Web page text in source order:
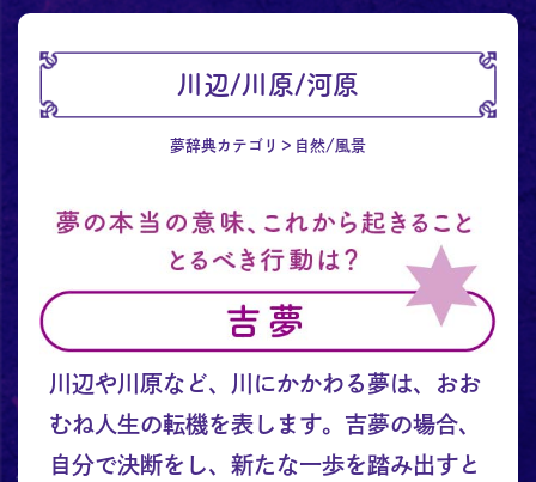
川辺/川原/河原
夢辞典カテゴリ 自然/風景
川辺や川原など、川にかかわる夢は、おお
むね人生の転機を表します。吉夢の場合、
自分で決断をし、新たな一歩を踏み出すと